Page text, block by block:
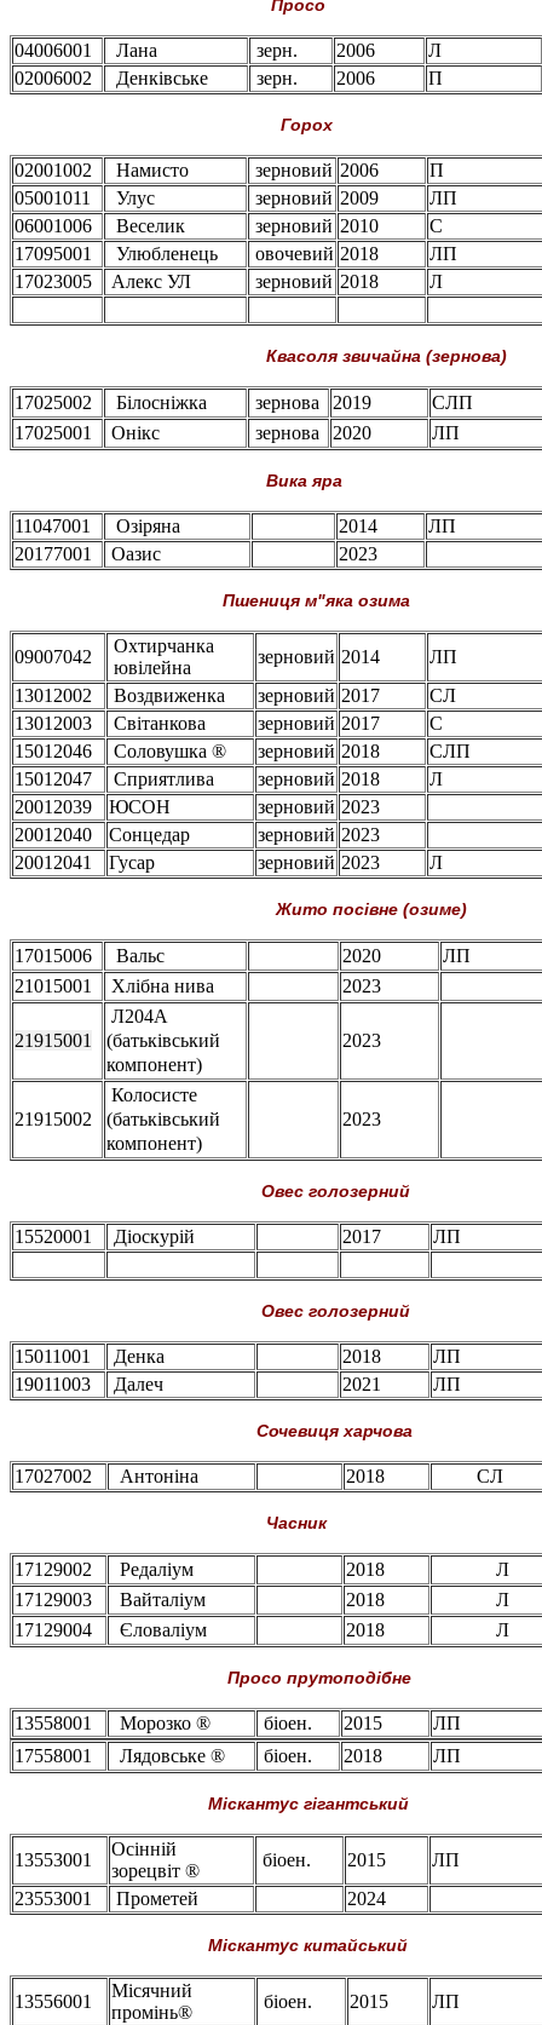
Просо
04006001 Лана зерн. 2006
Л
02006002
Денківське зерн. 2006 П
Горох
02001002 Намисто зерновий 2006
П
05001011
Улус зерновий 2009
ЛП
06001006
Веселик зерновий 2010
С
17095001
Улюбленець овочевий 2018
ЛП
17023005
Алекс УЛ зерновий 2018 Л
Квасоля звичайна (зернова)
17025002 Білосніжка зернова 2019
СЛП
17025001
Онікс зернова 2020 ЛП
Вика яра
11047001 Озіряна 2014
ЛП
20177001
Оазис 2023
Пшениця м"яка озима
09007042
Охтирчанка
ювілейна
зерновий 2014
ЛП
13012002
Воздвиженка зерновий 2017
СЛ
13012003
Світанкова зерновий 2017
С
15012046
Соловушка ® зерновий 2018
СЛП
15012047
Сприятлива зерновий 2018
Л
20012039
ЮСОН зерновий 2023
20012040
Сонцедар зерновий 2023
20012041
Гусар зерновий 2023 Л
Жито посівне (озиме)
17015006 Вальс 2020
ЛП
21015001
Хлібна нива 2023
21915001
Л204А
(батьківський
компонент)
2023
21915002
Колосисте
(батьківський
компонент)
2023
Овес голозерний
15520001 Діоскурій 2017 ЛП
Овес голозерний
15011001 Денка 2018
ЛП
19011003
Далеч 2021 ЛП
Сочевиця харчова
17027002 Антоніна 2018 СЛ
Часник
17129002 Редаліум 2018
Л
17129003
Вайталіум 2018
Л
17129004
Єловаліум 2018 Л
Просо прутоподібне
13558001 Морозко ® біоен. 2015
ЛП
17558001
Лядовське ® біоен. 2018 ЛП
Міскантус гігантський
13553001
Осінній
зорецвіт ®
біоен. 2015
ЛП
23553001
Прометей 2024
Міскантус китайський
13556001
Місячний
промінь®
біоен. 2015 ЛП